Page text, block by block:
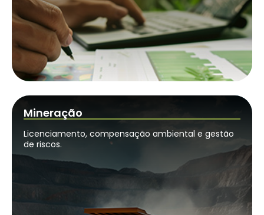
Mineração
Licenciamento, compensação ambiental e gestão
de riscos.